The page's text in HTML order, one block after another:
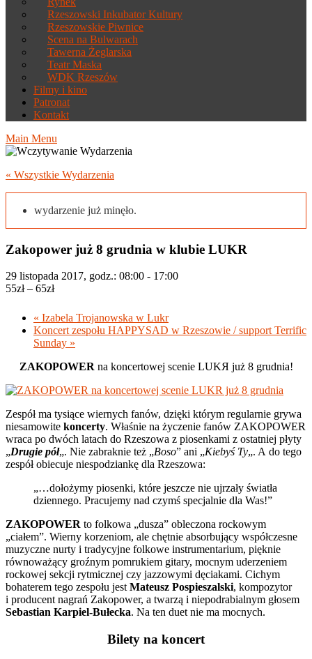
Rzeszowski Inkubator Kultury
Rzeszowskie Piwnice
Scena na Bulwarach
Tawerna Żeglarska
Teatr Maska
WDK Rzeszów
Filmy i kino
Patronat
Kontakt
Main Menu
« Wszystkie Wydarzenia
wydarzenie już minęło.
Zakopower już 8 grudnia w klubie LUKR
29 listopada 2017, godz.: 08:00 - 17:00
55zł – 65zł
« Izabela Trojanowska w Lukr
Koncert zespołu HAPPYSAD w Rzeszowie / support Terrific
Sunday »
ZAKOPOWERna koncertowej scenie LUKЯ już 8 grudnia!
Zespół ma tysiące wiernych fanów, dzięki którym regularnie grywa
niesamowite koncerty. Właśnie na życzenie fanów ZAKOPOWER
wraca po dwóch latach do Rzeszowa z piosenkami z ostatniej płyty
„Drugie pół„. Nie zabraknie też „Boso” ani „Kiebyś Ty„. A do tego
zespół obiecuje niespodziankę dla Rzeszowa:
„…dołożymy piosenki, które jeszcze nie ujrzały światła
dziennego. Pracujemy nad czymś specjalnie dla Was!”
ZAKOPOWER to folkowa „dusza” obleczona rockowym
„ciałem”. Wierny korzeniom, ale chętnie absorbujący współczesne
muzyczne nurty i tradycyjne folkowe instrumentarium, pięknie
równoważący groźnym pomrukiem gitary, mocnym uderzeniem
rockowej sekcji rytmicznej czy jazzowymi dęciakami. Cichym
bohaterem tego zespołu jestMateusz Pospieszalski, kompozytor
i producent nagrań Zakopower, a twarzą i niepodrabialnym głosem
Sebastian Karpiel-Bułecka. Na ten duet nie ma mocnych.
Bilety na koncert